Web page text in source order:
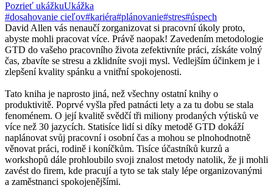
Pozrieť ukážkuUkážka
#dosahovanie cieľov#kariéra#plánovanie#stres#úspech
David Allen vás nenaučí zorganizovat si pracovní úkoly proto,
abyste mohli pracovat více. Právě naopak! Zavedením metodologie
GTD do vašeho pracovního života zefektivníte práci, získáte volný
čas, zbavíte se stresu a zklidníte svoji mysl. Vedlejším účinkem je i
zlepšení kvality spánku a vnitřní spokojenosti.
Tato kniha je naprosto jiná, než všechny ostatní knihy o
produktivitě. Poprvé vyšla před patnácti lety a za tu dobu se stala
fenoménem. O její kvalitě svědčí tři miliony prodaných výtisků ve
více než 30 jazycích. Statisíce lidí si díky metodě GTD dokáží
naplánovat svůj pracovní i osobní čas a mohou se plnohodnotně
věnovat práci, rodině i koníčkům. Tisíce účastníků kurzů a
workshopů dále prohloubilo svoji znalost metody natolik, že ji mohli
zavést do firem, kde pracují a tyto se tak staly lépe organizovanými
a zaměstnanci spokojenějšími.